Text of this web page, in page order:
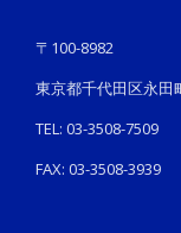
〒100-8982
東京都千代田区永田
TEL: 03-3508-7509
FAX: 03-3508-3939